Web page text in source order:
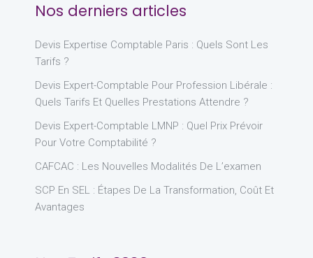
Nos derniers articles
Devis Expertise Comptable Paris : Quels Sont Les
Tarifs ?
Devis Expert-Comptable Pour Profession Libérale :
Quels Tarifs Et Quelles Prestations Attendre ?
Devis Expert-Comptable LMNP : Quel Prix Prévoir
Pour Votre Comptabilité ?
CAFCAC : Les Nouvelles Modalités De L’examen
SCP En SEL : Étapes De La Transformation, Coût Et
Avantages